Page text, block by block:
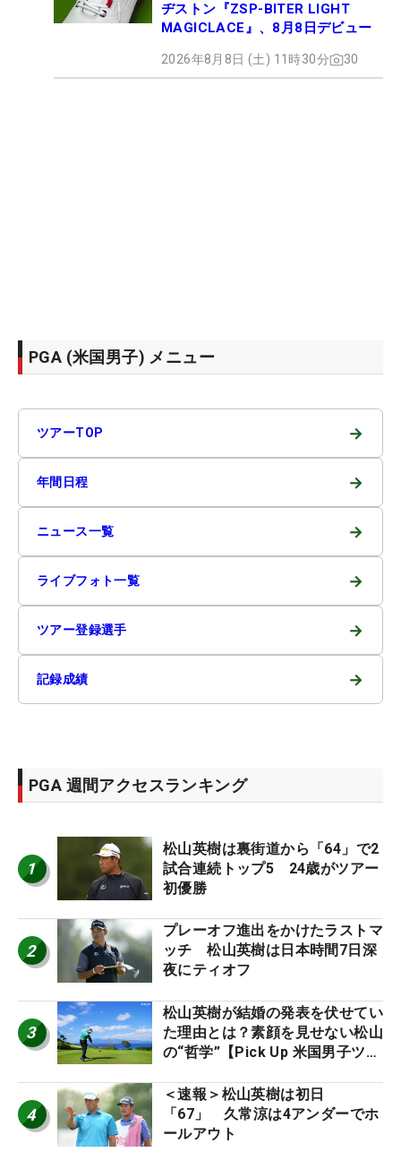
ヂストン『ZSP-BITER LIGHT
MAGICLACE』、8月8日デビュー
2026年8月8日 (土) 11時30分 30
PGA (米国男子) メニュー
ツアーTOP →
年間日程 →
ニュース一覧 →
ライブフォト一覧 →
ツアー登録選手 →
記録成績 →
PGA 週間アクセスランキング
1
松山英樹は裏街道から「64」で2
試合連続トップ5 24歳がツアー
初優勝
2
プレーオフ進出をかけたラストマ
ッチ 松山英樹は日本時間7日深
夜にティオフ
3
松山英樹が結婚の発表を伏せてい
た理由とは？素顔を見せない松山
の“哲学”【Pick Up 米国男子ツア
4
＜速報＞松山英樹は初日
「67」 久常涼は4アンダーでホ
ールアウト